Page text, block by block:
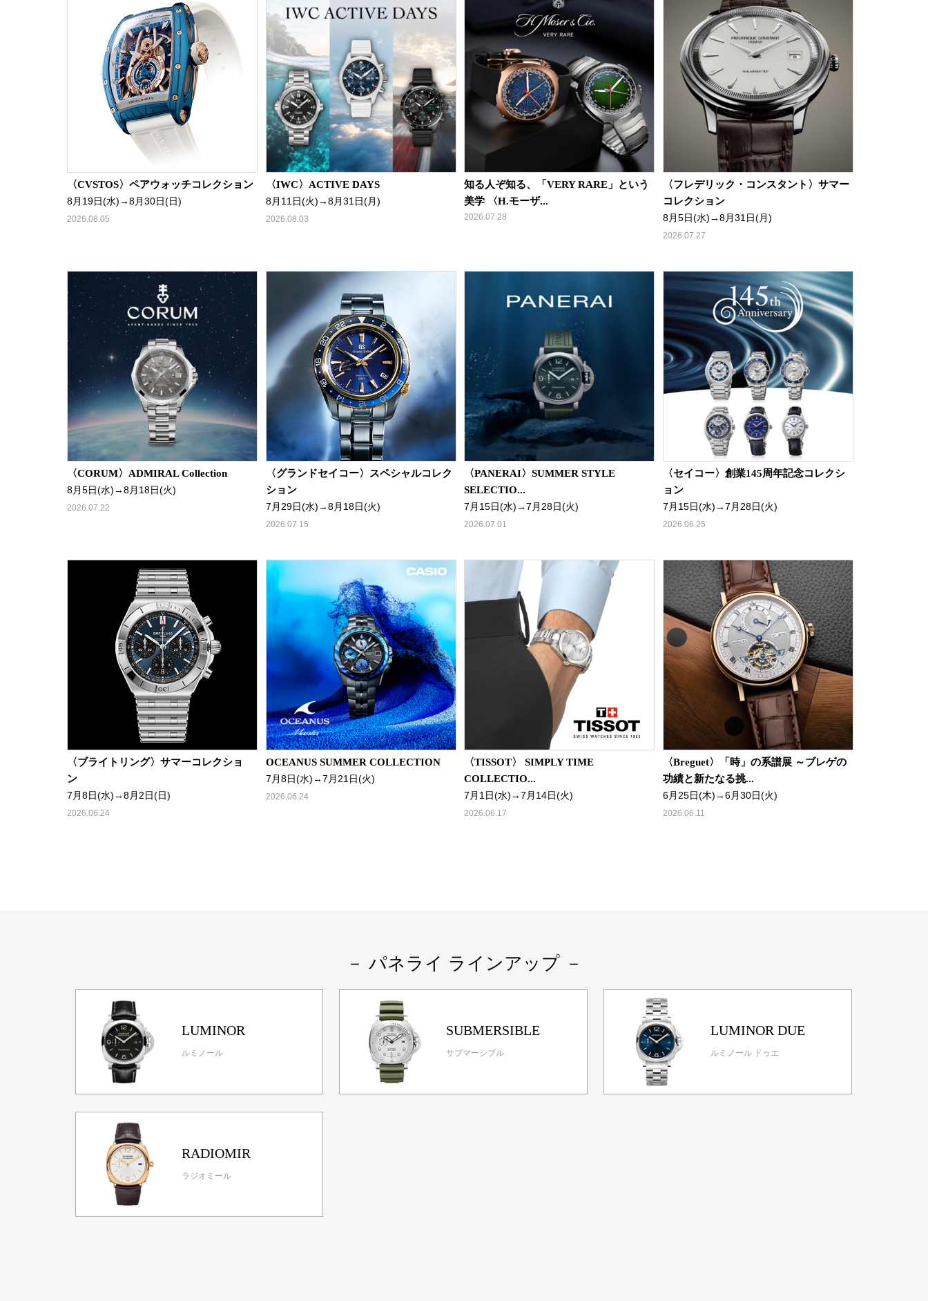
〈CVSTOS〉ペアウォッチコレクション
8月19日(水)→8月30日(日)
2026.08.05
〈IWC〉ACTIVE DAYS
8月11日(火)→8月31日(月)
2026.08.03
知る人ぞ知る、「VERY RARE」という
美学 〈H.モーザ...
2026.07.28
〈フレデリック・コンスタント〉サマー
コレクション
8月5日(水)→8月31日(月)
2026.07.27
〈CORUM〉ADMIRAL Collection
8月5日(水)→8月18日(火)
2026.07.22
〈グランドセイコー〉スペシャルコレク
ション
7月29日(水)→8月18日(火)
2026.07.15
〈PANERAI〉SUMMER STYLE
SELECTIO...
7月15日(水)→7月28日(火)
2026.07.01
〈セイコー〉創業145周年記念コレクシ
ョン
7月15日(水)→7月28日(火)
2026.06.25
〈ブライトリング〉サマーコレクショ
ン
7月8日(水)→8月2日(日)
2026.06.24
OCEANUS SUMMER COLLECTION
7月8日(水)→7月21日(火)
2026.06.24
〈TISSOT〉 SIMPLY TIME
COLLECTIO...
7月1日(水)→7月14日(火)
2026.06.17
〈Breguet〉「時」の系譜展 ～ブレゲの
功績と新たなる挑...
6月25日(木)→6月30日(火)
2026.06.11
－ パネライ ラインアップ －
LUMINOR
ルミノール
SUBMERSIBLE
サブマーシブル
LUMINOR DUE
ルミノール ドゥエ
RADIOMIR
ラジオミール